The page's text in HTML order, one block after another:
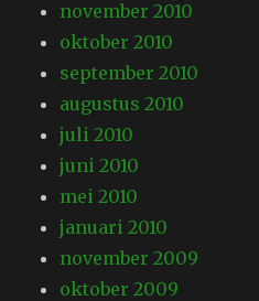
november 2010
oktober 2010
september 2010
augustus 2010
juli 2010
juni 2010
mei 2010
januari 2010
november 2009
oktober 2009